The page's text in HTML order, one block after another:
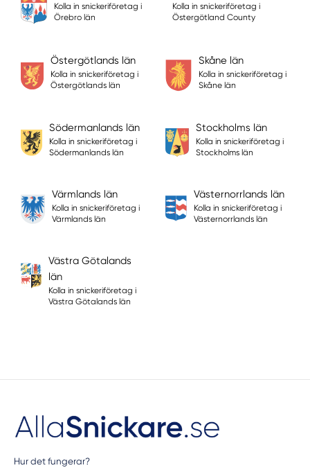
Kolla in snickeriföretag i
Örebro län
Kolla in snickeriföretag i
Östergötland County
Östergötlands län
Kolla in snickeriföretag i
Östergötlands län
Skåne län
Kolla in snickeriföretag i
Skåne län
Södermanlands län
Kolla in snickeriföretag i
Södermanlands län
Stockholms län
Kolla in snickeriföretag i
Stockholms län
Värmlands län
Kolla in snickeriföretag i
Värmlands län
Västernorrlands län
Kolla in snickeriföretag i
Västernorrlands län
Västra Götalands
län
Kolla in snickeriföretag i
Västra Götalands län
Hur det fungerar?